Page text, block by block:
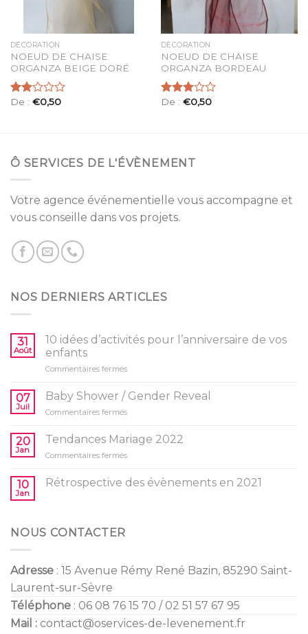
DÉCORATION
NOEUD DE CHAISE
ORGANZA BEIGE DORÉ
Note
De : €0,50
DÉCORATION
NOEUD DE CHAISE
ORGANZA BORDEAU
Note
De : €0,50
Ô SERVICES DE L'ÉVÈNEMENT
Votre agence événementielle vous accompagne et
vous conseille dans vos projets.
NOS DERNIERS ARTICLES
31
Août
10 idées d’activités pour l’anniversaire de vos
enfants
Commentaires ferméssur
idées
pour
de
07
Juil
Baby Shower / Gender Reveal
Commentaires ferméssur
Shower
Gender
20
Jan
Tendances Mariage 2022
Commentaires ferméssur
Mariage
10
Jan
Rétrospective des évènements en 2021
NOUS CONTACTER
Adresse : 15 Avenue Rémy René Bazin, 85290 Saint-
Laurent-sur-Sèvre
Téléphone : 06 08 76 15 70 / 02 51 57 67 95
Mail : contact@oservices-de-levenement.fr